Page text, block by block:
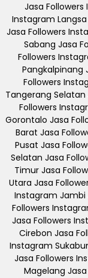
Jasa
Instagram
Jasa Followers
Sabang Jasa
Followers
Pangkalpinang
Followers
Tangerang
Followers
Gorontalo Jasa
Barat Jasa
Pusat Jasa
Selatan Jasa
Timur Jasa
Utara Jasa
Instagram Jambi
Followers
Jasa Followers
Cirebon Jasa
Instagram
Jasa Followers
Magelang